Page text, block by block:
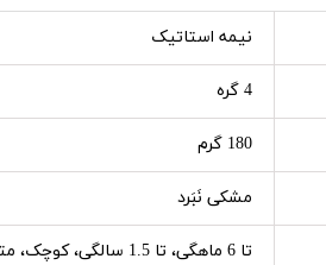
نیمه استاتیک
4 گره
180 گرم
مشکی نَبَرد
تا 6 ماهگی، تا 1.5 سالگی، کوچک، متوسط، بزرگ